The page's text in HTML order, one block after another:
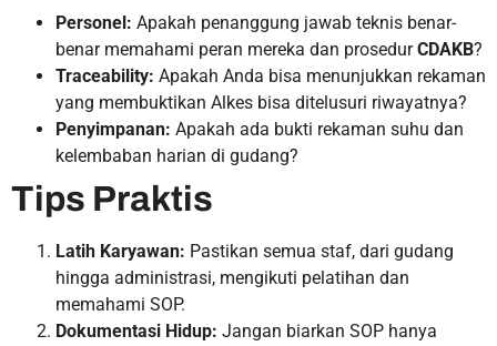
Personel: Apakah penanggung jawab teknis benar-
benar memahami peran mereka dan prosedurCDAKB?
Traceability: Apakah Anda bisa menunjukkan rekaman
yang membuktikan Alkes bisa ditelusuri riwayatnya?
Penyimpanan: Apakah ada bukti rekaman suhu dan
kelembaban harian di gudang?
Tips Praktis
Latih Karyawan: Pastikan semua staf, dari gudang
hingga administrasi, mengikuti pelatihan dan
memahami SOP.
Dokumentasi Hidup: Jangan biarkan SOP hanya